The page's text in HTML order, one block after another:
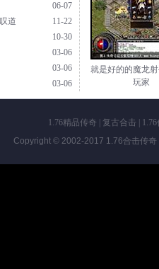
06-07
11-22
道
10-30
03-06
03-06
03-06
就是好的的魔龙
玩家
1.76精品传奇 复古合击|
Copyright © 2002-2017 1.76合击传奇